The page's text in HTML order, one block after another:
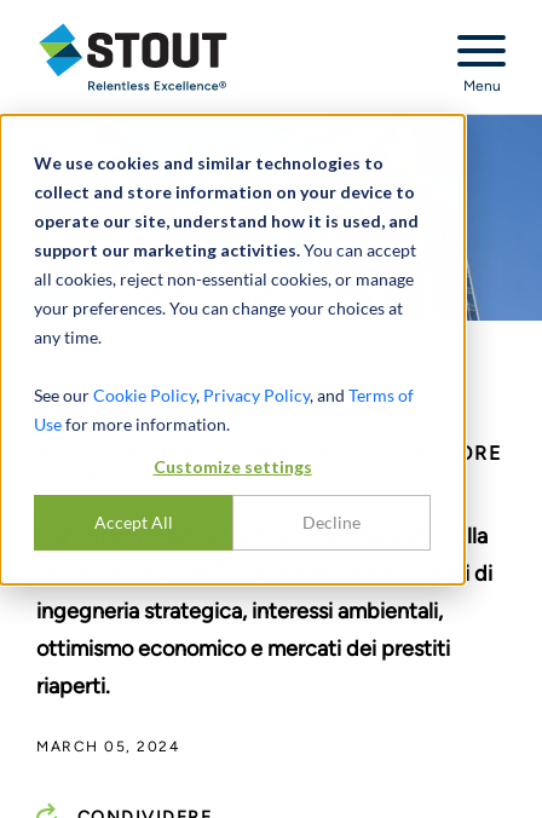
We use cookies and similar technologies to
collect and store information on your device to
operate our site, understand how it is used, and
support our marketing activities.You can accept
all cookies, reject non-essential cookies, or manage
your preferences. You can change your choices at
any time.
See ourCookie Policy, Privacy Policy, and Terms of
Usefor more information.
Customize settings
Accept All Decline
Stout Relentless Excellence
Menu
Ingegneria ed edilizia
AGGIORNAMENTO ANNUALE DI SETTORE
L’attività di M&A nel settore E&C riprende nella
seconda metà del 2023, alimentata da servizi di
ingegneria strategica, interessi ambientali,
ottimismo economico e mercati dei prestiti
riaperti.
MARCH 05, 2024